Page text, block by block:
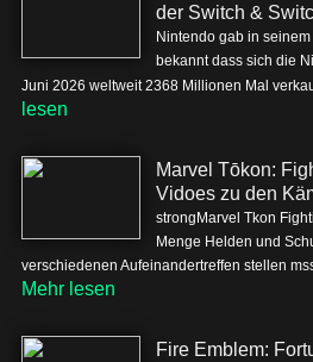
der Switch &
Nintendo gab in
bekannt dass sich die
Juni 2026 weltweit 2368 Millionen Mal
lesen
Marvel Tōkon:
Vidoes zu den
strongMarvel Tkon
Menge Helden und
verschiedenen Aufeinandertreffen stellen
Mehr lesen
Fire Emblem: